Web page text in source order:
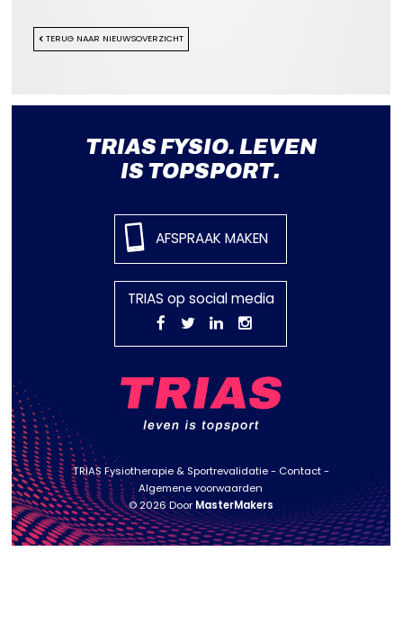
TERUG NAAR NIEUWSOVERZICHT
TRIAS FYSIO. LEVEN
IS TOPSPORT.
AFSPRAAK MAKEN
TRIAS op social media
TRIAS Fysiotherapie & Sportrevalidatie
Contact
Algemene voorwaarden
© 2026 DoorMasterMakers